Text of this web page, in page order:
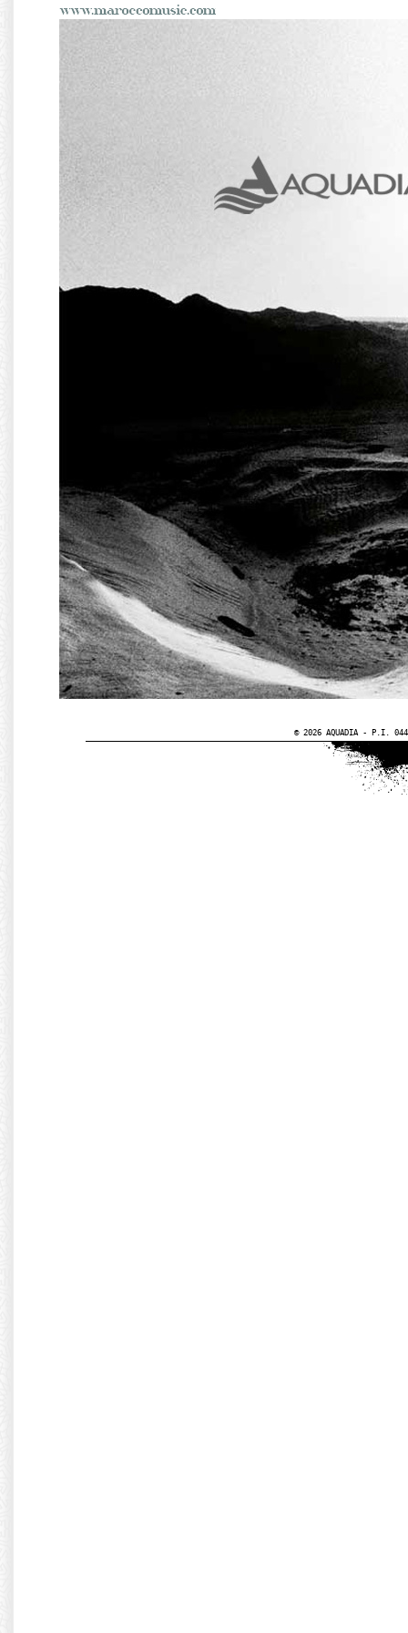
© 2026 AQUADIA - P.I.